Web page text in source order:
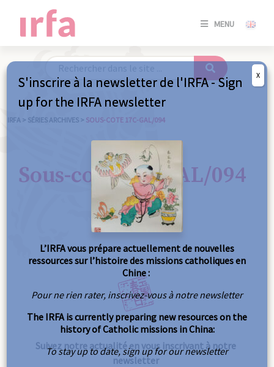
MENU
SE
IRFA > SÉRIES ARCHIVES > SOUS-COTE 17C-GAL/094
Sous-cote 17C-GAL/094
Suivez notre actualité en vous inscrivant à notre
newsletter
S'inscrire à la newsletter de l'IRFA - Sign
up for the IRFA newsletter
L’IRFA vous prépare actuellement de nouvelles
ressources sur l’histoire des missions catholiques en
Chine :
Pour ne rien rater, inscrivez-vous à notre newsletter
The IRFA is currently preparing new resources on the
history of Catholic missions in China:
To stay up to date, sign up for our newsletter
X